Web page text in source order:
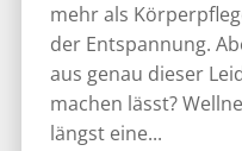
mehr als
der Entspannung.
aus genau dieser
machen lässt?
längst eine...